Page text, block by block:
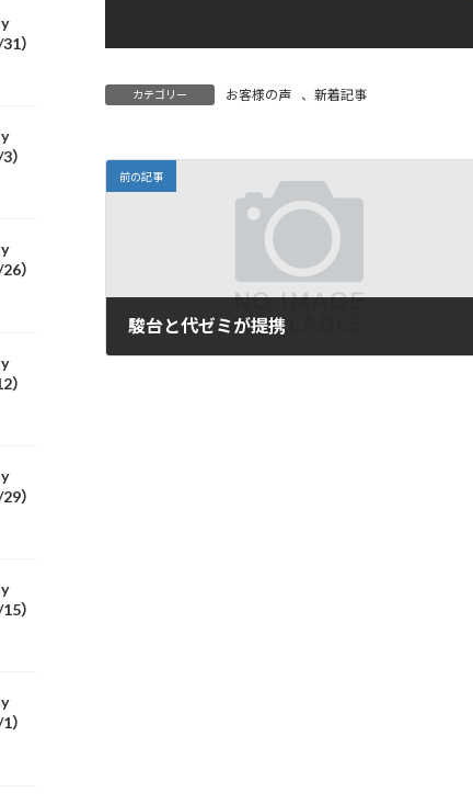
カテゴリー お客様の声 、新着記事
前の記事
駿台と代ゼミが提携
）
）
）
）